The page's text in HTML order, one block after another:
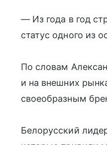
— Из года в год
статус одного из
По словам
и на внешних
своеобразным
Белорусский